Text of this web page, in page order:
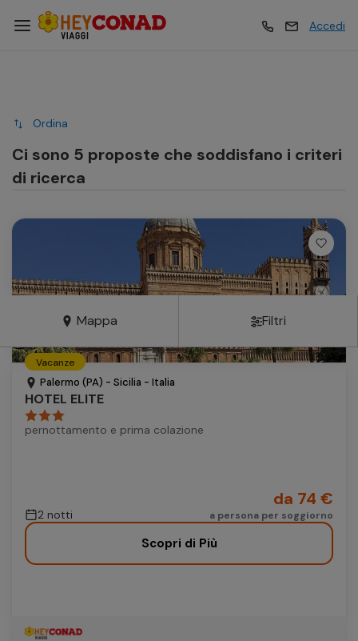
Esperienze
Traghetti
Autonoleggio
Parcheggio
Accedi
Esperienze
Traghetti
Autonoleggio
Mappa Filtri
Ordina
Ci sono 5 proposte che soddisfano i criteri
di ricerca
Vacanze
Palermo (PA) - Sicilia - Italia
HOTEL ELITE
pernottamento e prima colazione
2 notti
da 74 €
a persona per soggiorno
Scopri di Più